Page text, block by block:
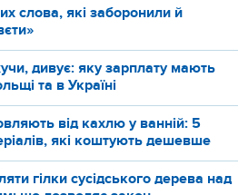
слова, які заборонили й
дивує: яку зарплату мають
та в Україні
від кахлю у ванній: 5
які коштують дешевше
гілки сусідського дерева над